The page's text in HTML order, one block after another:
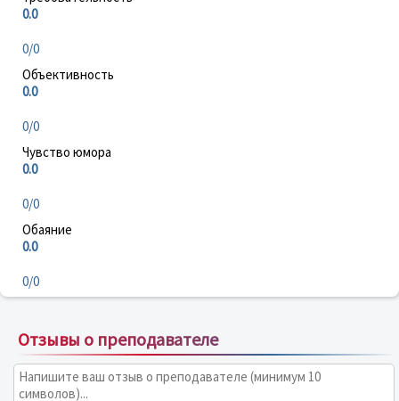
0.0
0/0
Объективность
0.0
0/0
Чувство юмора
0.0
0/0
Обаяние
0.0
0/0
Отзывы о преподавателе